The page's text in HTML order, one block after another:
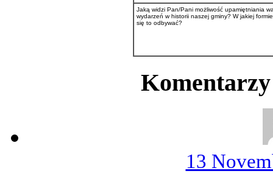
Jaką widzi Pan/Pani możliwość upamiętniania
wydarzeń w historii naszej gminy? W jakiej
się to odbywać?
13